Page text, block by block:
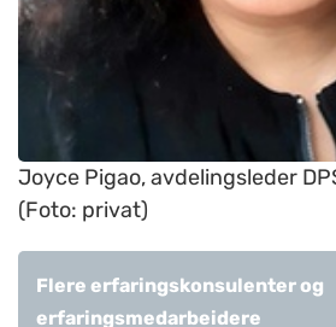
Joyce Pigao, avdelingsleder
(Foto: privat)
Flere erfaringskonsulenter og
erfaringsmedarbeidere